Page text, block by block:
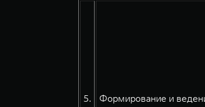
5. Формирование и